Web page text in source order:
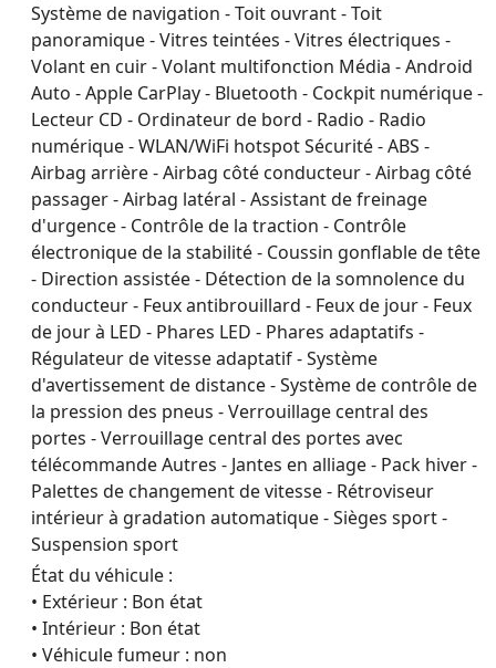
Système de navigation - Toit ouvrant - Toit
panoramique - Vitres teintées - Vitres électriques -
Volant en cuir - Volant multifonction Média - Android
Auto - Apple CarPlay - Bluetooth - Cockpit numérique -
Lecteur CD - Ordinateur de bord - Radio - Radio
numérique - WLAN/WiFi hotspot Sécurité - ABS -
Airbag arrière - Airbag côté conducteur - Airbag côté
passager - Airbag latéral - Assistant de freinage
d'urgence - Contrôle de la traction - Contrôle
électronique de la stabilité - Coussin gonflable de tête
- Direction assistée - Détection de la somnolence du
conducteur - Feux antibrouillard - Feux de jour - Feux
de jour à LED - Phares LED - Phares adaptatifs -
Régulateur de vitesse adaptatif - Système
d'avertissement de distance - Système de contrôle de
la pression des pneus - Verrouillage central des
portes - Verrouillage central des portes avec
télécommande Autres - Jantes en alliage - Pack hiver -
Palettes de changement de vitesse - Rétroviseur
intérieur à gradation automatique - Sièges sport -
Suspension sport
État du véhicule :
• Extérieur : Bon état
• Intérieur : Bon état
• Véhicule fumeur : non